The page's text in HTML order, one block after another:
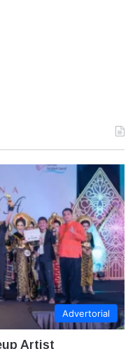
Advertorial
Artist